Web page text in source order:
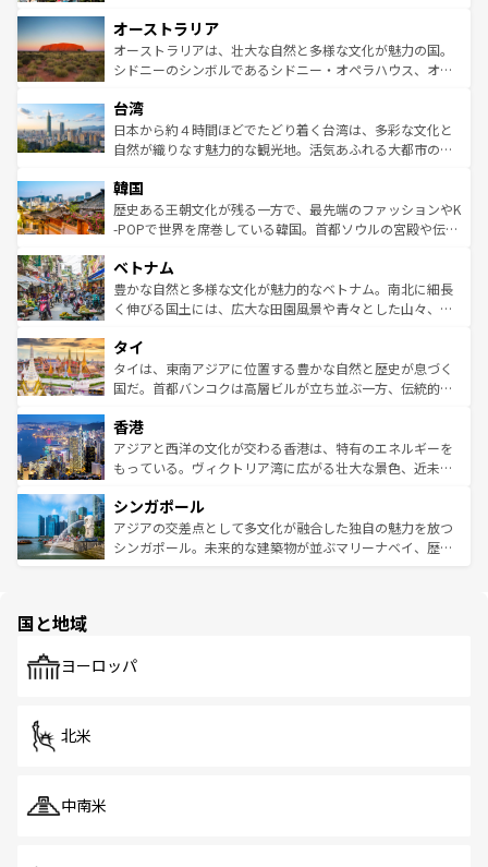
部のニューオーリンズでは、音楽と美食が融合した独特の
文化が魅力。旅行者はアメリカの各地域で異なる魅力を楽
しみながら、その多様性と豊かな歴史を感じることができ
ならではの贅沢な旅のスタイルだ。 なお、新着のアメリカ
情報はコンテンツ一覧を参照してほしい。
ワイ島は見逃せない。また、定番の観光地といえばオアフ
島だが、静かな自然を求めるならマウイ島やカウアイ島が
おすすめ。エメラルドグリーンに輝く海をはじめ、豊かな
れるおもてなしの心で訪れる人々を迎えてくれるハワイの
人々、おいしいローカルフードやハワイアンミュージッ
ク、伝統的なフラダンスなど、すべてがハワイの魅力を彩
ワイを、存分に味わってほしい。 なお、新着のハワイ情報
はコンテンツ一覧を参照してほしい。
オーストラリア
オーストラリアは、壮大な自然と多様な文化が魅力の国。
シドニーのシンボルであるシドニー・オペラハウス、オー
リアリーフや大陸中央部にそびえるウルル（エアーズロッ
ク）、タスマニアの美しい原生林やケアンズの熱帯雨林な
ど、見どころがたくさん。また、カフェやワイン、オージ
いる。アクティビティも充実しており、サーフィンやダイ
ビング、ハイキングなど、アウトドア好きにはたまらな
い。オーストラリアの多彩な魅力を存分に味わいつくそ
参照してほしい。
台湾
日本から約４時間ほどでたどり着く台湾は、多彩な文化と
自然が織りなす魅力的な観光地。活気あふれる大都市の台
ン）、静ひつな山岳地帯である台湾東部など、都市の喧騒
と山間の静けさが共存しており、訪れる人に新しい発見と
驚きをもたらしてくれる。また、奥深い台湾の食文化も魅
容にもいいと評判のスイーツなど、バラエティ豊かな料理
が味わえる。 なお、新着の台湾情報は コンテンツ一覧を参
照してほしい。
韓国
歴史ある王朝文化が残る一方で、最先端のファッションやK
-POPで世界を席巻している韓国。首都ソウルの宮殿や伝統
き、地方に足を延ばせば四季折々の自然美を楽しむことが
できる。そして、キムチや焼肉、絶品のストリートフード
まで、さまざまな韓国料理が待っている。夜には、韓国な
リティに包まれながら、韓国の多彩な魅力を心ゆくまで味
わってみてほしい。 なお、新着の韓国情報はコンテンツ一
覧を参照してほしい。
ベトナム
豊かな自然と多様な文化が魅力的なベトナム。南北に細長
く伸びる国土には、広大な田園風景や青々とした山々、世
急速な発展と共に伝統が息づく。ハノイの古い町並みやホ
ーチミン市のフランス統治時代の建物も、独特の雰囲気を
醸し出している。また、バラエティの豊かさとおいしさで
とつ。フォーやバインミー、ベトナムコーヒーなどは、ぜ
ひ現地で味わいたい。どの地域を訪れてもあたたかい人々
が旅行者を迎えてくれるので、きっと忘れられない旅にな
参照してほしい。
タイ
タイは、東南アジアに位置する豊かな自然と歴史が息づく
国だ。首都バンコクは高層ビルが立ち並ぶ一方、伝統的な
の活気が交差している。北部ではチェンマイなどの山岳地
帯で自然と触れ合い、南部ではプーケットやクラビの美し
いビーチでリゾート気分を楽しむことができる。タイ料理
激する。気候は一年中温暖で、どの季節にも異なる楽しみ
が待っている。親しみやすいタイの人々、仏教を中心とし
た文化、そして多様な観光資源が、訪れる旅人を魅了し続
香港
アジアと西洋の文化が交わる香港は、特有のエネルギーを
もっている。ヴィクトリア湾に広がる壮大な景色、近未来
み、どこを訪れても感動するはず。観光スポットが密集し
ており、効率よく見どころを回れるのも魅力。息をのむよ
うな絶景から文化的な体験まで、香港を存分に楽しみ尽く
シンガポール
アジアの交差点として多文化が融合した独自の魅力を放つ
シンガポール。未来的な建築物が並ぶマリーナベイ、歴史
で、ホーカーズは地元の風情を楽しめる外せないスポット
国と地域
ヨーロッパ
北米
中南米